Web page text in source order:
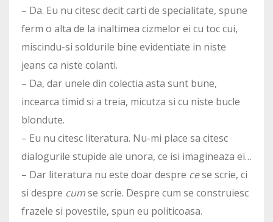
– Da. Eu nu citesc decit carti de specialitate, spune
ferm o alta de la inaltimea cizmelor ei cu toc cui,
miscindu-si soldurile bine evidentiate in niste
jeans ca niste colanti.
– Da, dar unele din colectia asta sunt bune,
incearca timid si a treia, micutza si cu niste bucle
blondute.
– Eu nu citesc literatura. Nu-mi place sa citesc
dialogurile stupide ale unora, ce isi imagineaza ei…
– Dar literatura nu este doar despre cese scrie, ci
si despre cumse scrie. Despre cum se construiesc
frazele si povestile, spun eu politicoasa.